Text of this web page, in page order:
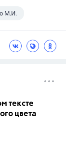
М.И.
тексте
цвета